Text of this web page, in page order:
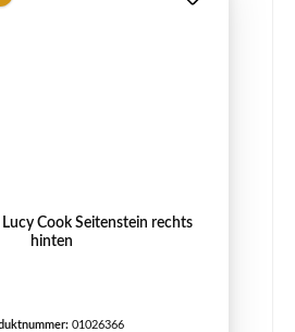
Cook Seitenstein rechts
hinten
01026366